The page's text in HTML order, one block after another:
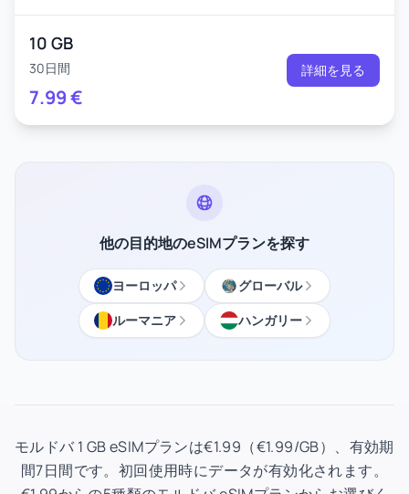
10 GB
30日間
7.99€
詳細を見る
他の目的地のeSIMプランを探す
ヨーロッパ
グローバル
ルーマニア
ハンガリー
モルドバ 1 GB eSIMプランは€1.99（€1.99/GB）、有効期
間7日間です。初回使用時にデータが有効化されます。